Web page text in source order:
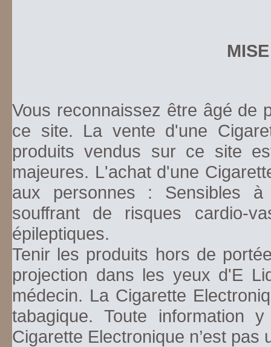
Vous reconnaissez être âgé de
ce site. La vente d'une
produits vendus sur ce site
majeures. L'achat d'une
aux personnes : Sensibles
souffrant de risques cardio-
épileptiques.
Tenir les produits hors de
projection dans les yeux d'E
médecin. La Cigarette
tabagique. Toute information
Cigarette Electronique n’est pas